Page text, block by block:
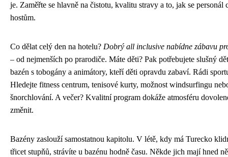
je. Zaměřte se hlavně na čistotu, kvalitu stravy a to, jak se personál
hostům.
Co dělat celý den na hotelu? Dobrý all inclusive nabídne zábavu
– od nejmenších po prarodiče. Máte děti? Pak potřebujete slušný
bazén s tobogány a animátory, kteří děti opravdu zabaví. Rádi
Hledejte fitness centrum, tenisové kurty, možnost windsurfingu
šnorchlování. A večer? Kvalitní program dokáže atmosféru
změnit.
Bazény zaslouží samostatnou kapitolu. V létě, kdy má Turecko
třicet stupňů, strávíte u bazénu hodně času. Někde jich mají hned